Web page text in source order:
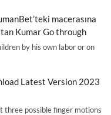
macerasına
Kumar Go through
by his own labor or on
Latest Version 2023
three possible finger motions